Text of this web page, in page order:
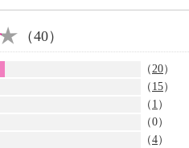
（40）
（20）
（ 15）
（ 1 ）
（0）
（4）